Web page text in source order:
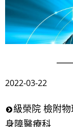
2022-03-22
級榮院 檢附
身障醫療科